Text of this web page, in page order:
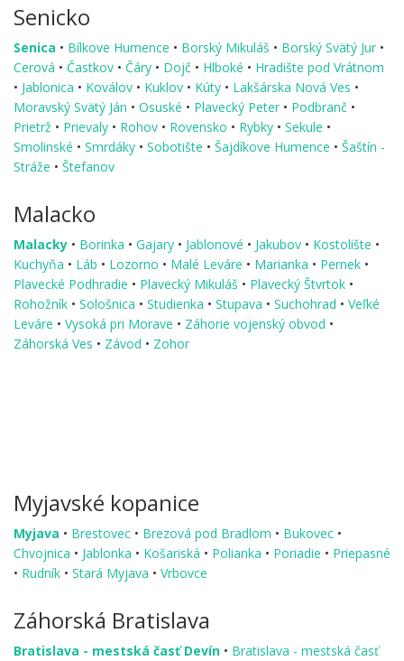
Senicko
Senica • Bílkove Humence • Borský Mikuláš • Borský Svätý Jur •
Cerová • Častkov • Čáry • Dojč • Hlboké • Hradište pod Vrátnom
• Jablonica • Koválov • Kuklov • Kúty • Lakšárska Nová Ves •
Moravský Svätý Ján • Osuské • Plavecký Peter • Podbranč •
Prietrž • Prievaly • Rohov • Rovensko • Rybky • Sekule •
Smolinské • Smrdáky • Sobotište • Šajdíkove Humence • Šaštín -
Stráže • Štefanov
Malacko
Malacky • Borinka • Gajary • Jablonové • Jakubov • Kostolište •
Kuchyňa • Láb • Lozorno • Malé Leváre • Marianka • Pernek •
Plavecké Podhradie • Plavecký Mikuláš • Plavecký Štvrtok •
Rohožník • Sološnica • Studienka • Stupava • Suchohrad • Veľké
Leváre • Vysoká pri Morave • Záhorie vojenský obvod •
Záhorská Ves • Závod • Zohor
Myjavské kopanice
Myjava • Brestovec • Brezová pod Bradlom • Bukovec •
Chvojnica • Jablonka • Košariská • Polianka • Poriadie • Priepasné
• Rudník • Stará Myjava • Vrbovce
Záhorská Bratislava
Bratislava - mestská časť Devín • Bratislava - mestská časť